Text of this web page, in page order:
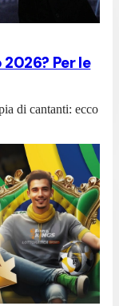
Per le
di cantanti: ecco